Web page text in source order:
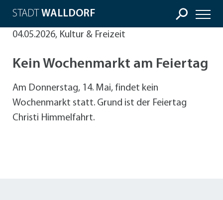
STADT WALLDORF
04.05.2026, Kultur & Freizeit
Kein Wochenmarkt am Feiertag
Am Donnerstag, 14. Mai, findet kein
Wochenmarkt statt. Grund ist der Feiertag
Christi Himmelfahrt.